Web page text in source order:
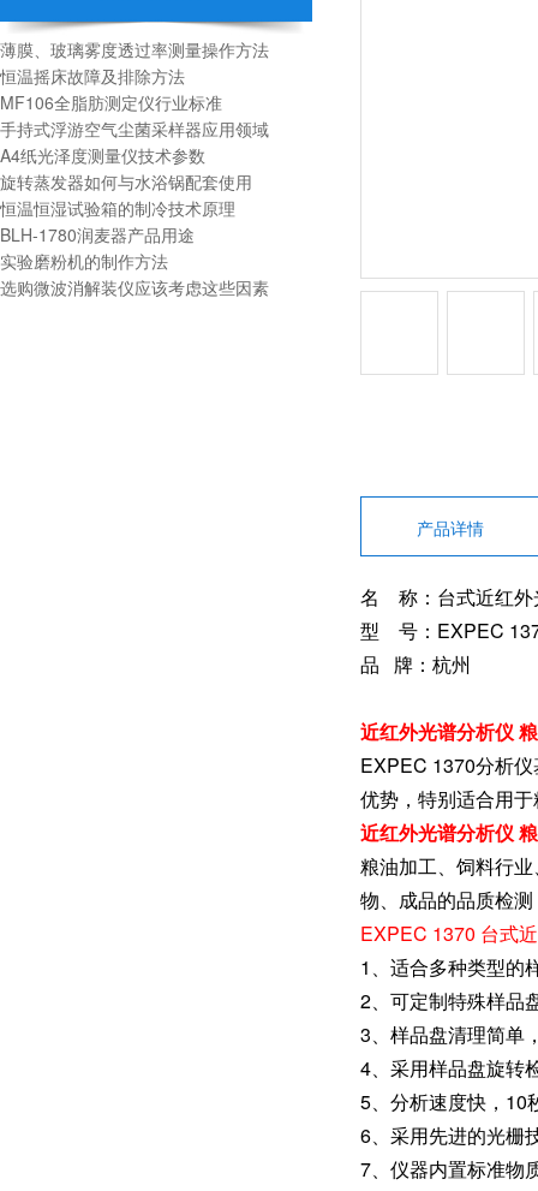
薄膜、玻璃雾度透过率测量操作方法
恒温摇床故障及排除方法
MF106全脂肪测定仪行业标准
手持式浮游空气尘菌采样器应用领域
A4纸光泽度测量仪技术参数
旋转蒸发器如何与水浴锅配套使用
恒温恒湿试验箱的制冷技术原理
BLH-1780润麦器产品用途
实验磨粉机的制作方法
选购微波消解装仪应该考虑这些因素
产品详情
名 称：台式近红外
型 号：EXPEC
品 牌：杭州
近红外光谱分析仪
EXPEC 1370分析
优势，特别适合用
近红外光谱分析仪
粮油加工、饲料行
物、成品的品质检测
EXPEC 1370 台式
1、适合多种类型的
2、可定制特殊样品
3、样品盘清理简单
4、采用样品盘旋转
5、分析速度快，10
6、采用先进的光栅
7、仪器内置标准物